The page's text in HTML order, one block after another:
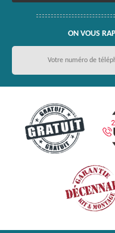
ON VOUS